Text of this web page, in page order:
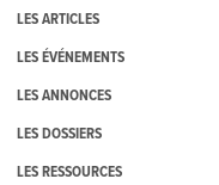
LES ARTICLES
LES ÉVÉNEMENTS
LES ANNONCES
LES DOSSIERS
LES RESSOURCES